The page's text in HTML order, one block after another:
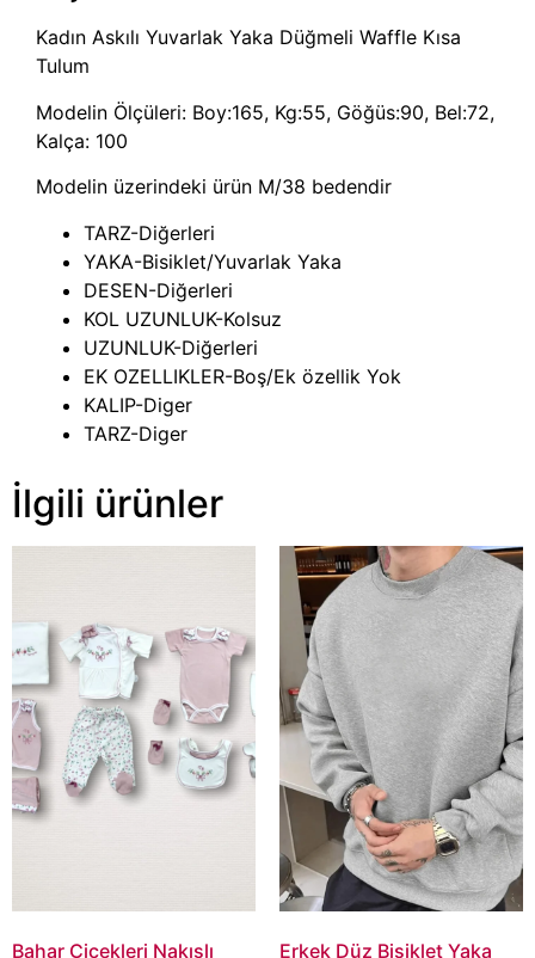
Kadın Askılı Yuvarlak Yaka Düğmeli Waffle Kısa
Tulum
Modelin Ölçüleri: Boy:165, Kg:55, Göğüs:90, Bel:72,
Kalça: 100
Modelin üzerindeki ürün M/38 bedendir
TARZ-Diğerleri
YAKA-Bisiklet/Yuvarlak Yaka
DESEN-Diğerleri
KOL UZUNLUK-Kolsuz
UZUNLUK-Diğerleri
EK OZELLIKLER-Boş/Ek özellik Yok
KALIP-Diger
TARZ-Diger
İlgili ürünler
Bahar Çiçekleri Nakışlı
Erkek Düz Bisiklet Yaka